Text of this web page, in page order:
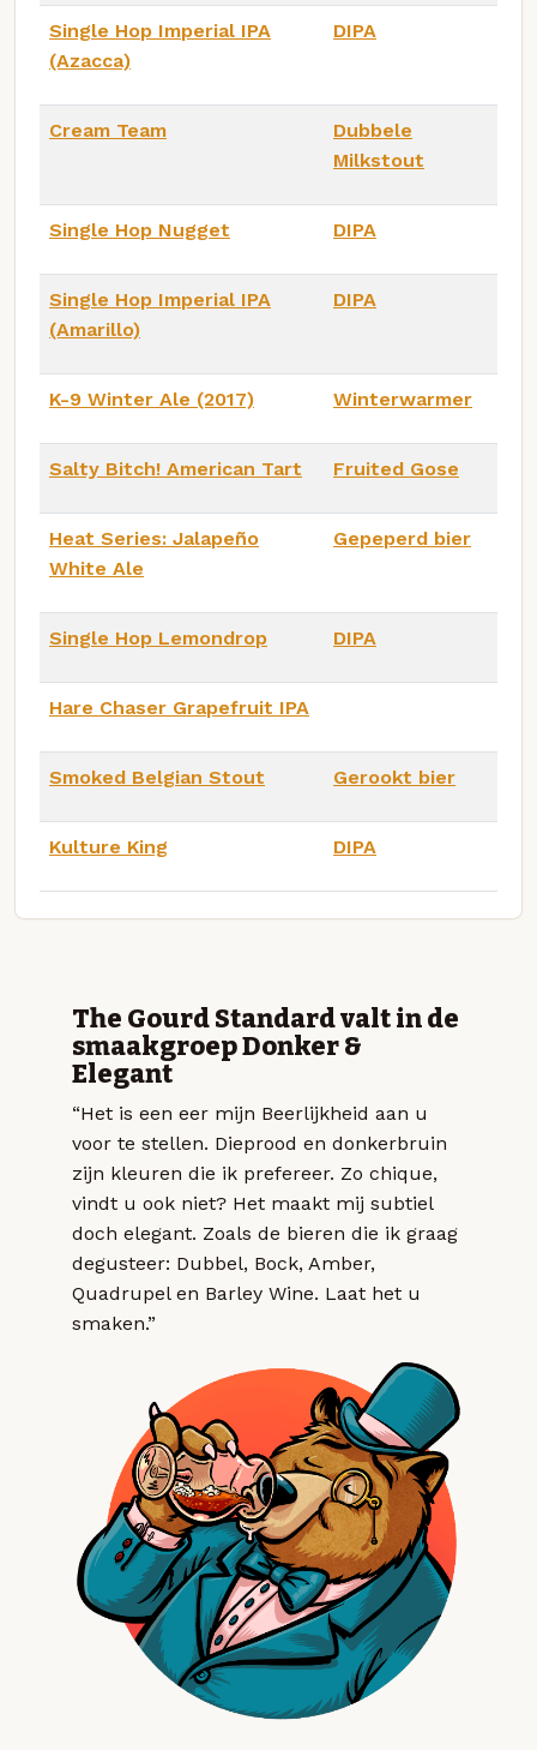
Single Hop Imperial IPA
(Azacca)
DIPA
Cream Team
Dubbele
Milkstout
Single Hop Nugget DIPA
Single Hop Imperial IPA
(Amarillo)
DIPA
K-9 Winter Ale (2017) Winterwarmer
Salty Bitch! American Tart Fruited Gose
Heat Series: Jalapeño
White Ale
Gepeperd bier
Single Hop Lemondrop DIPA
Hare Chaser Grapefruit IPA
Smoked Belgian Stout Gerookt bier
Kulture King DIPA
The Gourd Standard valt in de
smaakgroep Donker &
Elegant
“Het is een eer mijn Beerlijkheid aan u
voor te stellen. Dieprood en donkerbruin
zijn kleuren die ik prefereer. Zo chique,
vindt u ook niet? Het maakt mij subtiel
doch elegant. Zoals de bieren die ik graag
degusteer: Dubbel, Bock, Amber,
Quadrupel en Barley Wine. Laat het u
smaken.”